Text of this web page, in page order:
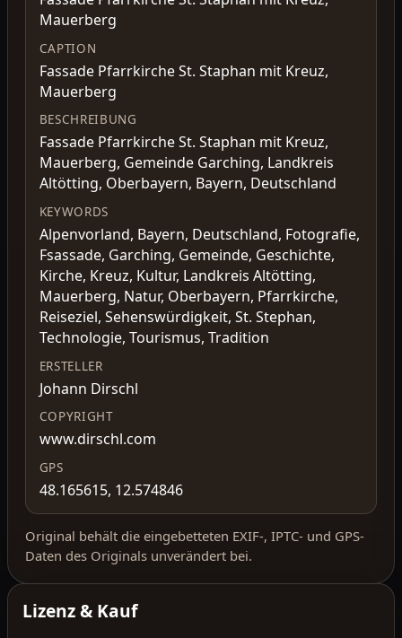
Mauerberg
CAPTION
Fassade Pfarrkirche St. Staphan mit Kreuz,
Mauerberg
BESCHREIBUNG
Fassade Pfarrkirche St. Staphan mit Kreuz,
Mauerberg, Gemeinde Garching, Landkreis
Altötting, Oberbayern, Bayern, Deutschland
KEYWORDS
Alpenvorland, Bayern, Deutschland, Fotografie,
Fsassade, Garching, Gemeinde, Geschichte,
Kirche, Kreuz, Kultur, Landkreis Altötting,
Mauerberg, Natur, Oberbayern, Pfarrkirche,
Reiseziel, Sehenswürdigkeit, St. Stephan,
Technologie, Tourismus, Tradition
ERSTELLER
Johann Dirschl
COPYRIGHT
www.dirschl.com
GPS
48.165615, 12.574846
Original behält die eingebetteten EXIF-, IPTC- und GPS-
Daten des Originals unverändert bei.
Lizenz & Kauf